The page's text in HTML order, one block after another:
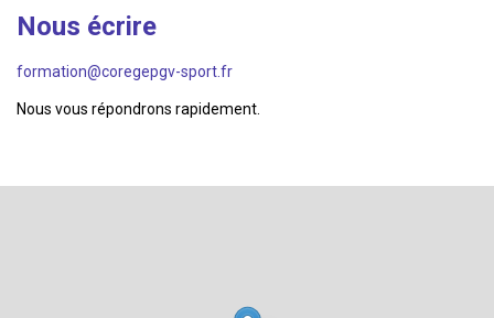
Nous écrire
formation@coregepgv-sport.fr
Nous vous répondrons rapidement.